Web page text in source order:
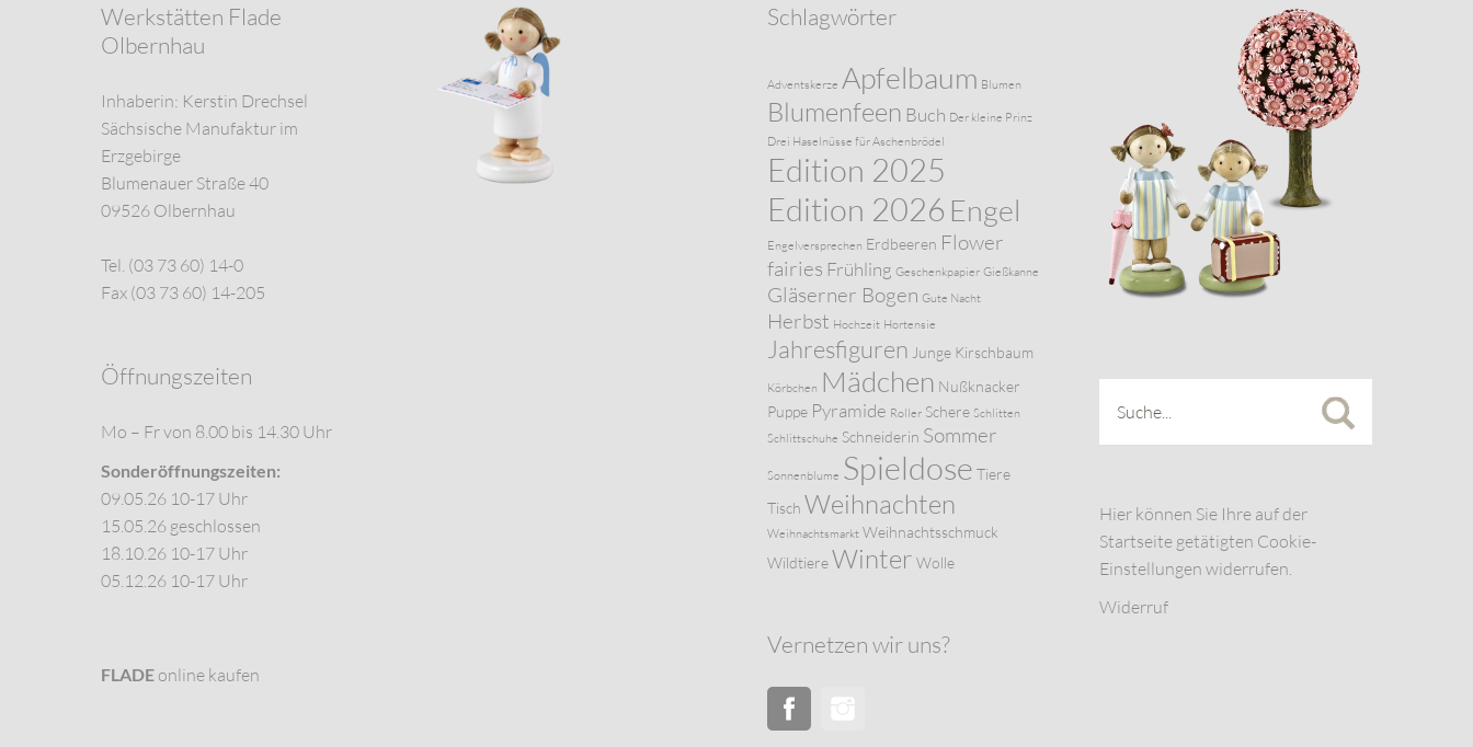
Werkstätten Flade
Olbernhau
Inhaberin: Kerstin Drechsel
Sächsische Manufaktur im
Erzgebirge
Blumenauer Straße 40
09526 Olbernhau
Tel. (03 73 60) 14-0
Fax (03 73 60) 14-205
Öffnungszeiten
Mo – Fr von 8.00 bis 14.30 Uhr
Sonderöffnungszeiten:
09.05.26 10-17 Uhr
15.05.26 geschlossen
18.10.26 10-17 Uhr
05.12.26 10-17 Uhr
FLADE online kaufen
Schlagwörter
Adventskerze Apfelbaum Blumen
Blumenfeen Buch Der kleine Prinz
Drei Haselnüsse für Aschenbrödel
Edition 2025
Edition 2026 Engel
Engelversprechen Erdbeeren Flower
fairies Frühling Geschenkpapier Gießkanne
Gläserner Bogen Gute Nacht
Herbst Hochzeit Hortensie
Jahresfiguren Junge Kirschbaum
Körbchen Mädchen Nußknacker
Puppe Pyramide Roller Schere Schlitten
Schlittschuhe Schneiderin Sommer
Sonnenblume Spieldose Tiere
Tisch Weihnachten
Weihnachtsmarkt Weihnachtsschmuck
Wildtiere Winter Wolle
Vernetzen wir uns?
Hier können Sie Ihre auf der
Startseite getätigten Cookie-
Einstellungen widerrufen.
Widerruf